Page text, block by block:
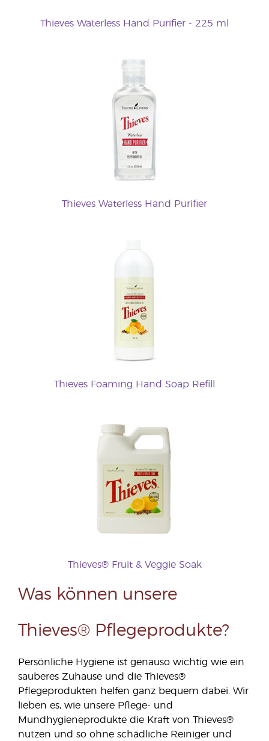
Thieves Waterless Hand Purifier - 225 ml
Thieves Waterless Hand Purifier
Thieves Foaming Hand Soap Refill
Thieves® Fruit & Veggie Soak
Was können unsere
Thieves® Pflegeprodukte?
Persönliche Hygiene ist genauso wichtig wie ein
sauberes Zuhause und die Thieves®
Pflegeprodukten helfen ganz bequem dabei. Wir
lieben es, wie unsere Pflege- und
Mundhygieneprodukte die Kraft von Thieves®
nutzen und so ohne schädliche Reiniger und